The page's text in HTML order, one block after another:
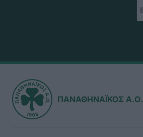
ΠΑΝΑΘΗΝΑΪΚΟΣ Α.Ο.